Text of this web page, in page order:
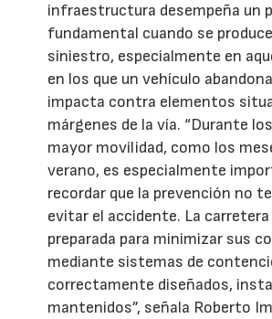
infraestructura desempeña un
fundamental cuando se
siniestro, especialmente en
en los que un vehículo
impacta contra elementos
márgenes de la vía. “Durante
mayor movilidad, como los
verano, es especialmente
recordar que la prevención no
evitar el accidente. La
preparada para minimizar sus
mediante sistemas de
correctamente diseñados,
mantenidos”, señala Roberto